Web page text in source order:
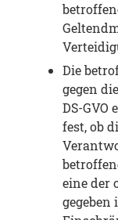
Die
gegen
DS-GVO
fest, ob
eine der
gegeben